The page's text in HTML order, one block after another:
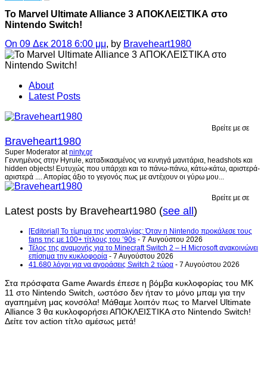
To Marvel Ultimate Alliance 3 ΑΠΟΚΛΕΙΣΤΙΚΑ στο
Nintendo Switch!
On 09 Δεκ 2018 6:00 μμ, by Braveheart1980
About
Latest Posts
Βρείτε με σε
Braveheart1980
Super Moderator atninty.gr
Γεννημένος στην Hyrule, καταδικασμένος να κυνηγά μανιτάρια, headshots και
hidden objects! Ευτυχώς που υπάρχει και το πάνω-πάνω, κάτω-κάτω, αριστερά-
αριστερά .... Απορίας άξιο το γεγονός πως με αντέχουν οι γύρω μου...
Βρείτε με σε
Latest posts by Braveheart1980 (see all)
[Editorial] Το τίμημα της νοσταλγίας: Όταν η Nintendo προκάλεσε τους
fans της με 100+ τίτλους του ’90s - 7 Αυγούστου 2026
Τέλος της αναμονής για το Minecraft Switch 2 – Η Microsoft ανακοινώνει
επίσημα την κυκλοφορία - 7 Αυγούστου 2026
41.680 λόγοι για να αγοράσεις Switch 2 τώρα - 7 Αυγούστου 2026
Στα πρόσφατα Game Awards έπεσε η βόμβα κυκλοφορίας του MK
11 στο Nintendo Switch, ωστόσο δεν ήταν το μόνο μπαμ για την
αγαπημένη μας κονσόλα! Μάθαμε λοιπόν πως το Marvel Ultimate
Alliance 3 θα κυκλοφορήσει ΑΠΟΚΛΕΙΣΤΙΚΑ στο Nintendo Switch!
Δείτε τον action τίτλο αμέσως μετά!